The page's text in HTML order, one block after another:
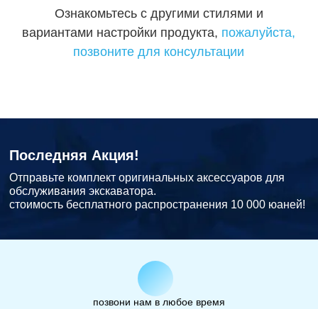
Ознакомьтесь с другими стилями и
вариантами настройки продукта, пожалуйста,
позвоните для консультации
Последняя Акция!
Отправьте комплект оригинальных аксессуаров для
обслуживания экскаватора.
стоимость бесплатного распространения 10 000 юаней!
позвони нам в любое время